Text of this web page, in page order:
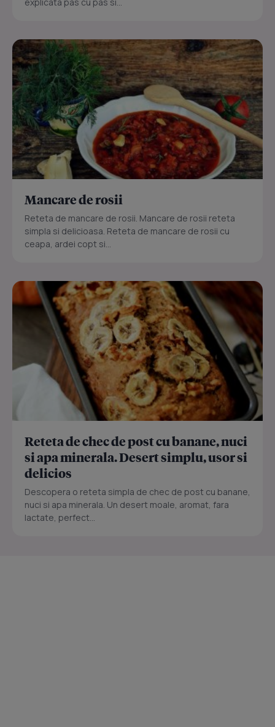
Mancare de rosii
Reteta de mancare de rosii. Mancare de rosii reteta
simpla si delicioasa. Reteta de mancare de rosii cu
ceapa, ardei copt si...
Reteta de chec de post cu banane, nuci
si apa minerala. Desert simplu, usor si
delicios
Descopera o reteta simpla de chec de post cu banane,
nuci si apa minerala. Un desert moale, aromat, fara
lactate, perfect...